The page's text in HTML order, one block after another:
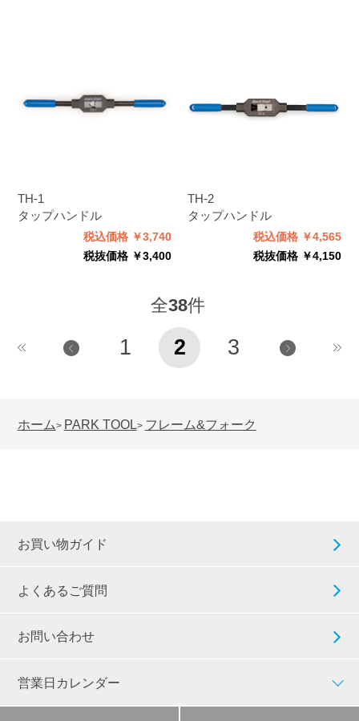
TH-1
タップハンドル
税込価格 ￥3,740
税抜価格 ￥3,400
TH-2
タップハンドル
税込価格 ￥4,565
税抜価格 ￥4,150
全38件
1 2 3
ホーム> PARK TOOL> フレーム&フォーク
お買い物ガイド
よくあるご質問
お問い合わせ
営業日カレンダー